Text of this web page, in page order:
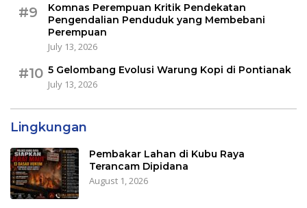
#9
Komnas Perempuan Kritik Pendekatan
Pengendalian Penduduk yang Membebani
Perempuan
July 13, 2026
#10 5 Gelombang Evolusi Warung Kopi di Pontianak
July 13, 2026
Lingkungan
Pembakar Lahan di Kubu Raya
Terancam Dipidana
August 1, 2026